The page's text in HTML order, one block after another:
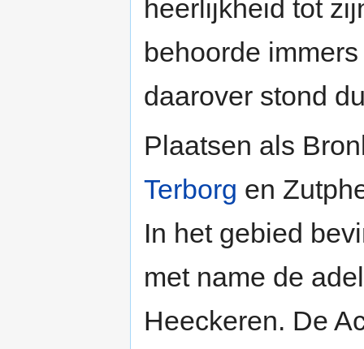
heerlijkheid tot
behoorde
daarover stond
Plaatsen als
Terborg en
In het gebied
met name de
Heeckeren. De